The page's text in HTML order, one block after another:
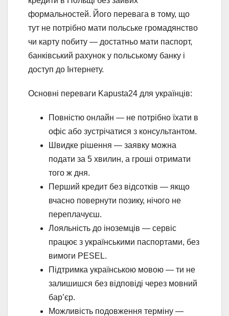
формальностей. Його перевага в тому, що
тут не потрібно мати польське громадянство
чи карту побиту — достатньо мати паспорт,
банківський рахунок у польському банку і
доступ до Інтернету.
Основні переваги Kapusta24 для українців:
Повністю онлайн — не потрібно їхати в
офіс або зустрічатися з консультантом.
Швидке рішення — заявку можна
подати за 5 хвилин, а гроші отримати
того ж дня.
Перший кредит без відсотків — якщо
вчасно повернути позику, нічого не
переплачуєш.
Лояльність до іноземців — сервіс
працює з українськими паспортами, без
вимоги PESEL.
Підтримка українською мовою — ти не
залишишся без відповіді через мовний
бар’єр.
Можливість подовження терміну —